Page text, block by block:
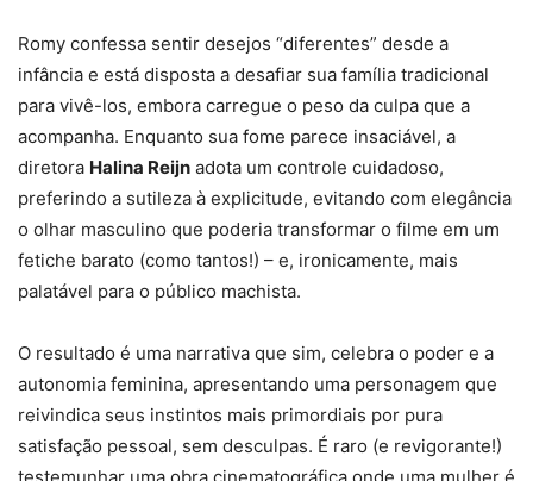
Romy confessa sentir desejos “diferentes” desde a
infância e está disposta a desafiar sua família tradicional
para vivê-los, embora carregue o peso da culpa que a
acompanha. Enquanto sua fome parece insaciável, a
diretora Halina Reijn adota um controle cuidadoso,
preferindo a sutileza à explicitude, evitando com elegância
o olhar masculino que poderia transformar o filme em um
fetiche barato (como tantos!) – e, ironicamente, mais
palatável para o público machista.
O resultado é uma narrativa que sim, celebra o poder e a
autonomia feminina, apresentando uma personagem que
reivindica seus instintos mais primordiais por pura
satisfação pessoal, sem desculpas. É raro (e revigorante!)